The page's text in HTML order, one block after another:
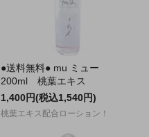
●送料無料● mu ミュー
200ml 桃葉エキス
1,400円(税込1,540円)
桃葉エキス配合ローション！